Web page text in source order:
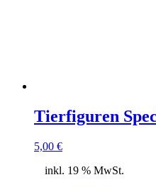
Tierfiguren
5,00 €
inkl. 19 % MwSt.